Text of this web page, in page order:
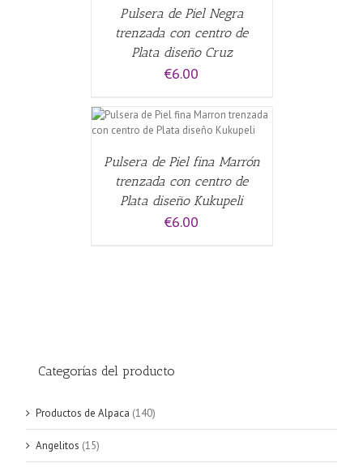
Pulsera de Piel Negra
trenzada con centro de
Plata diseño Cruz
€6.00
Pulsera de Piel fina Marrón
trenzada con centro de
Plata diseño Kukupeli
€6.00
Categorías del producto
Productos de Alpaca (140)
Angelitos (15)